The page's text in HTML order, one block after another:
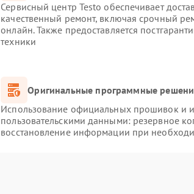
Сервисный центр Testo обеспечивает
качественный ремонт, включая срочный
онлайн. Также предоставляется
техники
Оригинальные программные
Использование официальных прошивок и
пользовательскими данными: резервное
восстановление информации при